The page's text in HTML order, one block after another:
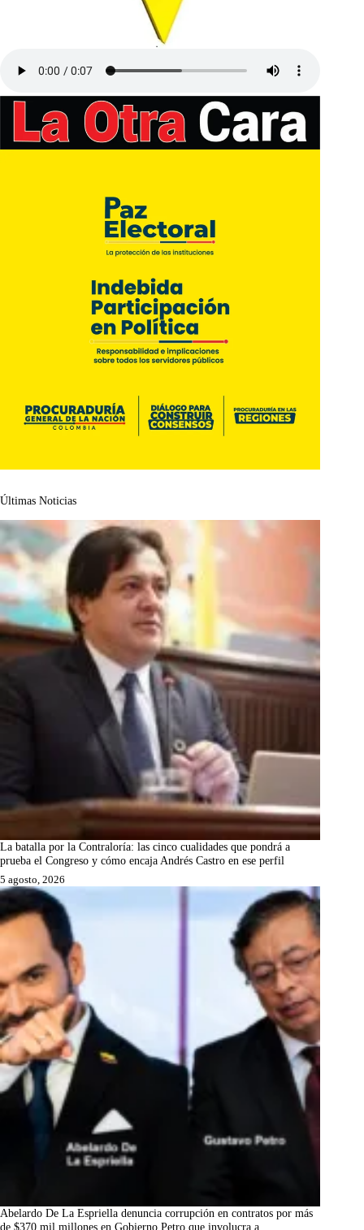
Últimas Noticias
La batalla por la Contraloría: las cinco cualidades que pondrá a
prueba el Congreso y cómo encaja Andrés Castro en ese perfil
5 agosto, 2026
Abelardo De La Espriella denuncia corrupción en contratos por más
de $370 mil millones en Gobierno Petro que involucra a